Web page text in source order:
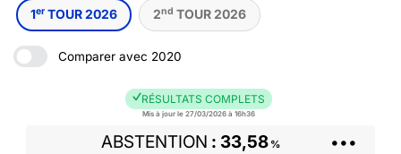
1er TOUR 2026 2nd TOUR 2026
Comparer avec 2020
RÉSULTATS COMPLETS
Mis à jour le 27/03/2026 à 16h36
ABSTENTION 33,58 % •••